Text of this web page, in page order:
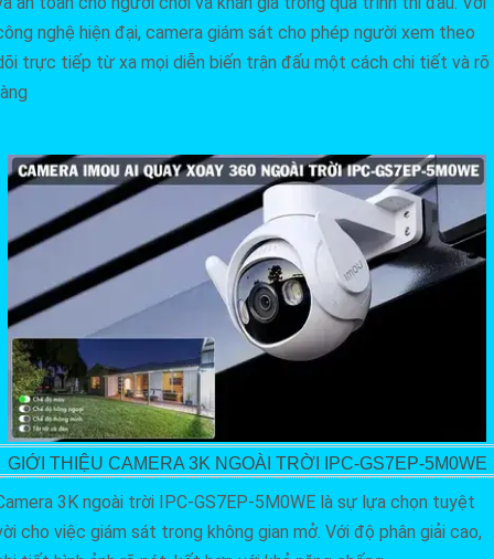
nghệ hiện đại, camera giám sát cho phép người xem theo
trực tiếp từ xa mọi diễn biến trận đấu một cách chi tiết và rõ
GIỚI THIỆU CAMERA 3K NGOÀI TRỜI IPC-GS7EP-5M0WE
3K ngoài trời IPC-GS7EP-5M0WE là sự lựa chọn tuyệt
cho việc giám sát trong không gian mở. Với độ phân giải cao,